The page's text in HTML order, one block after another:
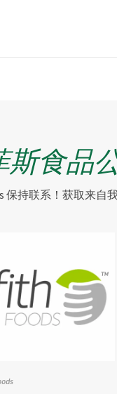
斯食品
保持联系！获取来自